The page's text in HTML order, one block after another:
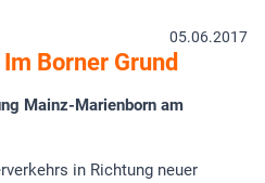
05.06.2017
Borner Grund
Mainz-Marienborn am
in Richtung neuer